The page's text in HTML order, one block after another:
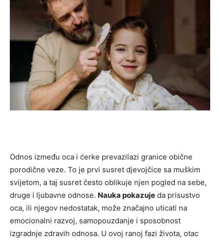
Odnos između oca i ćerke prevazilazi granice obične
porodične veze. To je prvi susret djevojčice sa muškim
svijetom, a taj susret često oblikuje njen pogled na sebe,
druge i ljubavne odnose. Nauka pokazuje da prisustvo
oca, ili njegov nedostatak, može značajno uticati na
emocionalni razvoj, samopouzdanje i sposobnost
izgradnje zdravih odnosa. U ovoj ranoj fazi života, otac